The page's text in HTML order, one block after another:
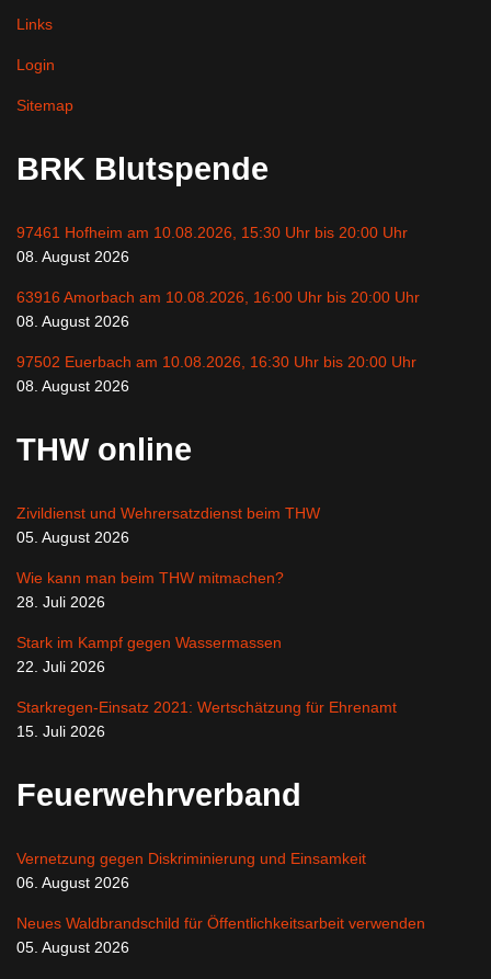
Links
Login
Sitemap
BRK Blutspende
97461 Hofheim am 10.08.2026, 15:30 Uhr bis 20:00 Uhr
08. August 2026
63916 Amorbach am 10.08.2026, 16:00 Uhr bis 20:00 Uhr
08. August 2026
97502 Euerbach am 10.08.2026, 16:30 Uhr bis 20:00 Uhr
08. August 2026
THW online
Zivildienst und Wehrersatzdienst beim THW
05. August 2026
Wie kann man beim THW mitmachen?
28. Juli 2026
Stark im Kampf gegen Wassermassen
22. Juli 2026
Starkregen-Einsatz 2021: Wertschätzung für Ehrenamt
15. Juli 2026
Feuerwehrverband
Vernetzung gegen Diskriminierung und Einsamkeit
06. August 2026
Neues Waldbrandschild für Öffentlichkeitsarbeit verwenden
05. August 2026